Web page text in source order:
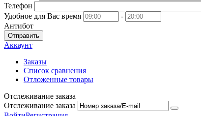
Телефон
Удобное для Вас время
-
Антибот
Отправить
Аккаунт
Заказы
Список сравнения
Отложенные товары
Отслеживание заказа
Отслеживание заказа